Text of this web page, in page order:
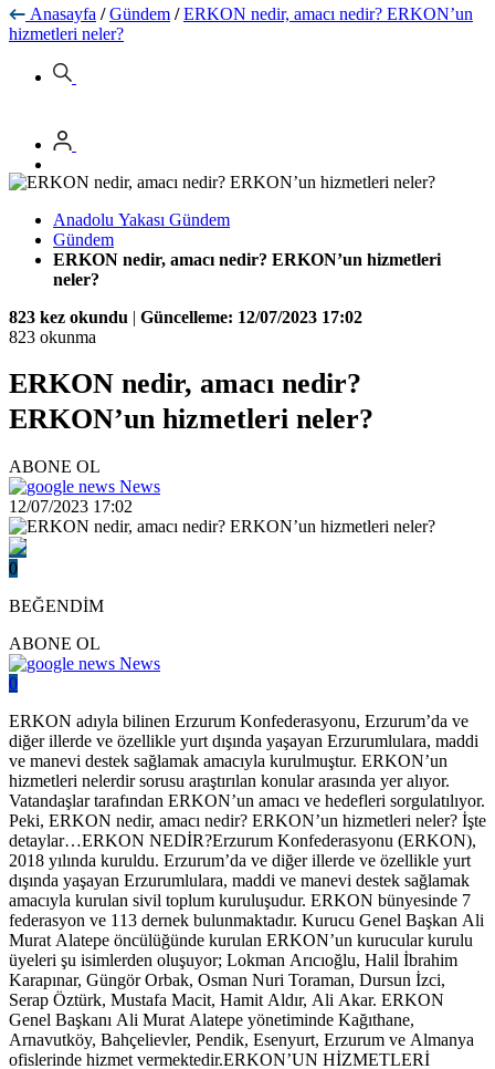
Anasayfa / Gündem / ERKON nedir, amacı nedir? ERKON’un
hizmetleri neler?
Anadolu Yakası Gündem
Gündem
ERKON nedir, amacı nedir? ERKON’un hizmetleri
neler?
823 kez okundu | Güncelleme: 12/07/2023 17:02
823 okunma
ERKON nedir, amacı nedir?
ERKON’un hizmetleri neler?
ABONE OL
News
12/07/2023 17:02
0
BEĞENDİM
ABONE OL
News
0
ERKON adıyla bilinen Erzurum Konfederasyonu, Erzurum’da ve
diğer illerde ve özellikle yurt dışında yaşayan Erzurumlulara, maddi
ve manevi destek sağlamak amacıyla kurulmuştur. ERKON’un
hizmetleri nelerdir sorusu araştırılan konular arasında yer alıyor.
Vatandaşlar tarafından ERKON’un amacı ve hedefleri sorgulatılıyor.
Peki, ERKON nedir, amacı nedir? ERKON’un hizmetleri neler? İşte
detaylar…ERKON NEDİR?Erzurum Konfederasyonu (ERKON),
2018 yılında kuruldu. Erzurum’da ve diğer illerde ve özellikle yurt
dışında yaşayan Erzurumlulara, maddi ve manevi destek sağlamak
amacıyla kurulan sivil toplum kuruluşudur. ERKON bünyesinde 7
federasyon ve 113 dernek bulunmaktadır. Kurucu Genel Başkan Ali
Murat Alatepe öncülüğünde kurulan ERKON’un kurucular kurulu
üyeleri şu isimlerden oluşuyor; Lokman Arıcıoğlu, Halil İbrahim
Karapınar, Güngör Orbak, Osman Nuri Toraman, Dursun İzci,
Serap Öztürk, Mustafa Macit, Hamit Aldır, Ali Akar. ERKON
Genel Başkanı Ali Murat Alatepe yönetiminde Kağıthane,
Arnavutköy, Bahçelievler, Pendik, Esenyurt, Erzurum ve Almanya
ofislerinde hizmet vermektedir.ERKON’UN HİZMETLERİ